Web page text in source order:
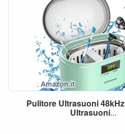
Pulitore Ultrasuoni48kHz
Ultrasuoni...